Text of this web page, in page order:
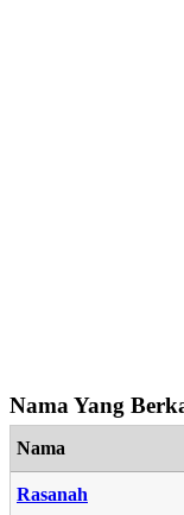
Nama Yang
Nama
Rasanah